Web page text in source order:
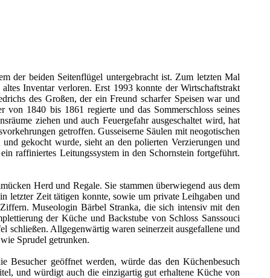
der beiden Seitenflügel untergebracht ist. Zum letzten Mal
Inventar verloren. Erst 1993 konnte der Wirtschaftstrakt
des Großen, der ein Freund scharfer Speisen war und
1840 bis 1861 regierte und das Sommerschloss seines
ziehen und auch Feuergefahr ausgeschaltet wird, hat
getroffen. Gusseiserne Säulen mit neogotischen
gekocht wurde, sieht an den polierten Verzierungen und
raffiniertes Leitungssystem in den Schornstein fortgeführt.
Herd und Regale. Sie stammen überwiegend aus dem
letzter Zeit tätigen konnte, sowie um private Leihgaben und
Museologin Bärbel Stranka, die sich intensiv mit den
der Küche und Backstube von Schloss Sanssouci
schließen. Allgegenwärtig waren seinerzeit ausgefallene und
Sprudel getrunken.
geöffnet werden, würde das den Küchenbesuch
und würdigt auch die einzigartig gut erhaltene Küche von